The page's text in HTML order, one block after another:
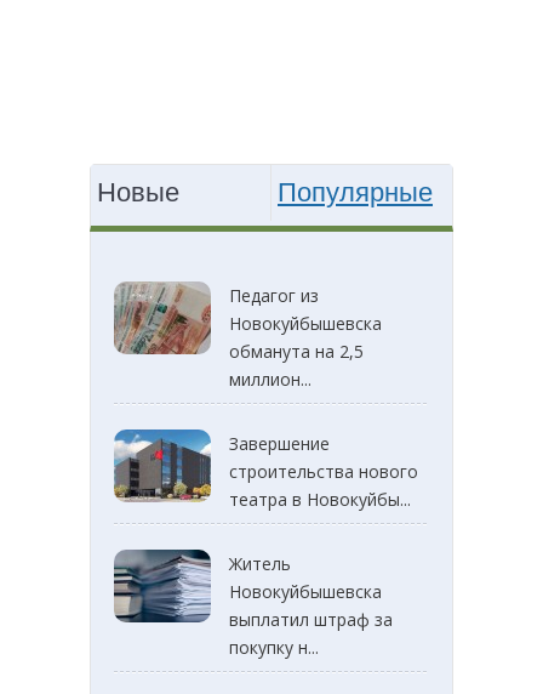
Новые Популярные
Педагог из
Новокуйбышевска
обманута на 2,5
миллион...
Завершение
строительства нового
театра в Новокуйбы...
Житель
Новокуйбышевска
выплатил штраф за
покупку н...